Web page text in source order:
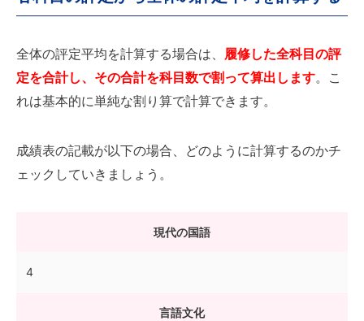
全体の評定平均を計算する場合は、 履修した全科目の評
定を合計し、その合計を科目数で割って算出します。こ
れは基本的に単純な割り算で計算できます。
成績表の記載が以下の場合、どのように計算するのかチ
ェックしていきましょう。
現代の国語
4
言語文化